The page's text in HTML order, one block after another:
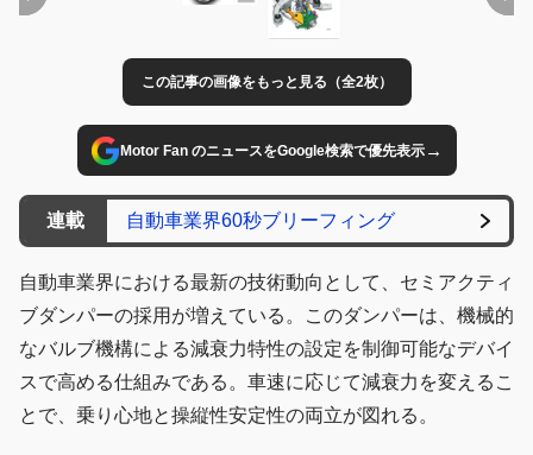
この記事の画像をもっと見る（全2枚）
Motor Fan のニュースをGoogle検索で優先表示→
連載 自動車業界60秒ブリーフィング
自動車業界における最新の技術動向として、セミアクティ
ブダンパーの採用が増えている。このダンパーは、機械的
なバルブ機構による減衰力特性の設定を制御可能なデバイ
スで高める仕組みである。車速に応じて減衰力を変えるこ
とで、乗り心地と操縦性安定性の両立が図れる。